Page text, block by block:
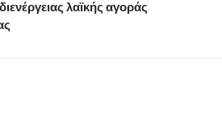
λαϊκής αγοράς